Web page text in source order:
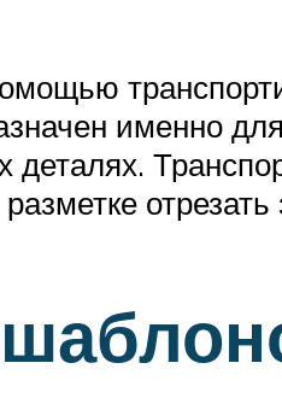
именно